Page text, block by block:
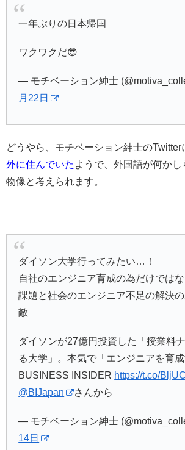
一年ぶりの日本帰国
ワクワクだ😎
— モチベーション紳士
月22日
どうやら、モチベーション紳士のTwitter
外に住んでいた ようで、外国語が何かし
物像と考えられます。
ダイソン大学行ってみたい…！
自社のエンジニア育成の為だけでは
課題と社会のエンジニア不足の解決
敵
ダイソンが27億円投資した「授業料
る大学」。本気で「エンジニアを育成
BUSINESS INSIDER https://t.co/
@BIJapan
さんから
— モチベーション紳士
14日